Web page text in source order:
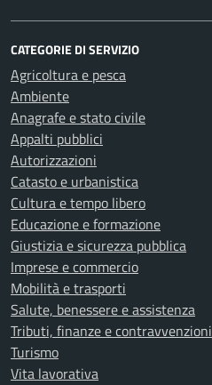
CATEGORIE DI SERVIZIO
Agricoltura e pesca
Ambiente
Anagrafe e stato civile
Appalti pubblici
Autorizzazioni
Catasto e urbanistica
Cultura e tempo libero
Educazione e formazione
Giustizia e sicurezza pubblica
Imprese e commercio
Mobilità e trasporti
Salute, benessere e assistenza
Tributi, finanze e contravvenzioni
Turismo
Vita lavorativa